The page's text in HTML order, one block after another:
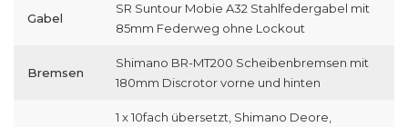
Gabel
SR Suntour Mobie A32 Stahlfedergabel mit
85mm Federweg ohne Lockout
Bremsen
Shimano BR-MT200 Scheibenbremsen mit
180mm Discrotor vorne und hinten
1 x 10fach übersetzt, Shimano Deore,